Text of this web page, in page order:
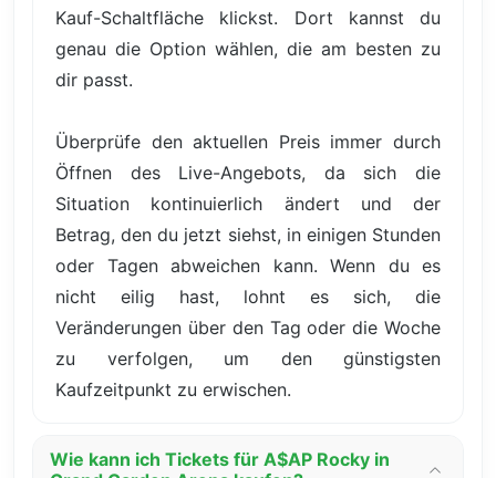
Kauf-Schaltfläche klickst. Dort kannst du
genau die Option wählen, die am besten zu
dir passt.
Überprüfe den aktuellen Preis immer durch
Öffnen des Live-Angebots, da sich die
Situation kontinuierlich ändert und der
Betrag, den du jetzt siehst, in einigen Stunden
oder Tagen abweichen kann. Wenn du es
nicht eilig hast, lohnt es sich, die
Veränderungen über den Tag oder die Woche
zu verfolgen, um den günstigsten
Kaufzeitpunkt zu erwischen.
Wie kann ich Tickets für A$AP Rocky in